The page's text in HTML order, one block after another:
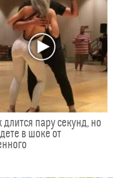
длится пару секунд, но
в шоке от